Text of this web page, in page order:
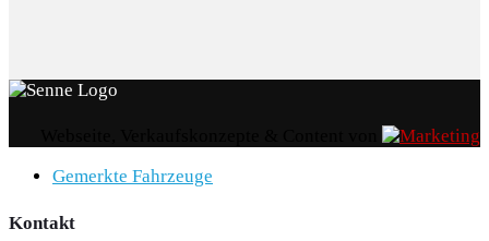
Gemerkte Fahrzeuge
Kontakt